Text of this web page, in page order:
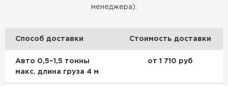
менеджера):
Способ доставки Стоимость доставки
Авто 0,5–1,5 тонны
макс. длина груза 4 м
от 1 710 руб